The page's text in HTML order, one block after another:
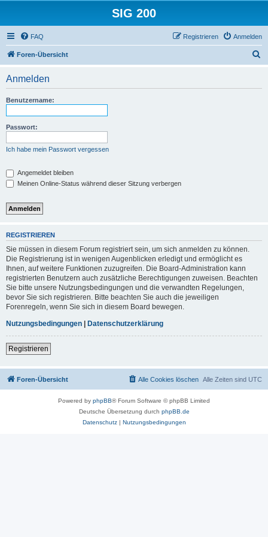
SIG 200
FAQ Anmelden
Registrieren
Foren-Übersicht
Anmelden
Benutzername:
Passwort:
Ich habe mein Passwort vergessen
Angemeldet bleiben
Meinen Online-Status während dieser Sitzung verbergen
REGISTRIEREN
Sie müssen in diesem Forum registriert sein, um sich anmelden zu können.
Die Registrierung ist in wenigen Augenblicken erledigt und ermöglicht es
Ihnen, auf weitere Funktionen zuzugreifen. Die Board-Administration kann
registrierten Benutzern auch zusätzliche Berechtigungen zuweisen. Beachten
Sie bitte unsere Nutzungsbedingungen und die verwandten Regelungen,
bevor Sie sich registrieren. Bitte beachten Sie auch die jeweiligen
Forenregeln, wenn Sie sich in diesem Board bewegen.
Nutzungsbedingungen | Datenschutzerklärung
Registrieren
Foren-Übersicht Alle Zeiten sind UTC
Alle Cookies löschen
Powered by phpBB® Forum Software © phpBB Limited
Deutsche Übersetzung durch phpBB.de
Datenschutz| Nutzungsbedingungen